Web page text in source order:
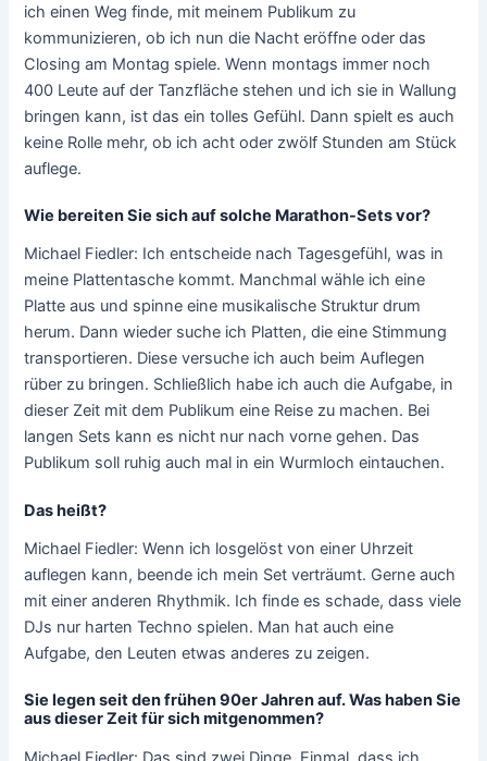
ich einen Weg finde, mit meinem Publikum zu
kommunizieren, ob ich nun die Nacht eröffne oder das
Closing am Montag spiele. Wenn montags immer noch
400 Leute auf der Tanzfläche stehen und ich sie in Wallung
bringen kann, ist das ein tolles Gefühl. Dann spielt es auch
keine Rolle mehr, ob ich acht oder zwölf Stunden am Stück
auflege.
Wie bereiten Sie sich auf solche Marathon-Sets vor?
Michael Fiedler: Ich entscheide nach Tagesgefühl, was in
meine Plattentasche kommt. Manchmal wähle ich eine
Platte aus und spinne eine musikalische Struktur drum
herum. Dann wieder suche ich Platten, die eine Stimmung
transportieren. Diese versuche ich auch beim Auflegen
rüber zu bringen. Schließlich habe ich auch die Aufgabe, in
dieser Zeit mit dem Publikum eine Reise zu machen. Bei
langen Sets kann es nicht nur nach vorne gehen. Das
Publikum soll ruhig auch mal in ein Wurmloch eintauchen.
Das heißt?
Michael Fiedler: Wenn ich losgelöst von einer Uhrzeit
auflegen kann, beende ich mein Set verträumt. Gerne auch
mit einer anderen Rhythmik. Ich finde es schade, dass viele
DJs nur harten Techno spielen. Man hat auch eine
Aufgabe, den Leuten etwas anderes zu zeigen.
Sie legen seit den frühen 90er Jahren auf. Was haben Sie
aus dieser Zeit für sich mitgenommen?